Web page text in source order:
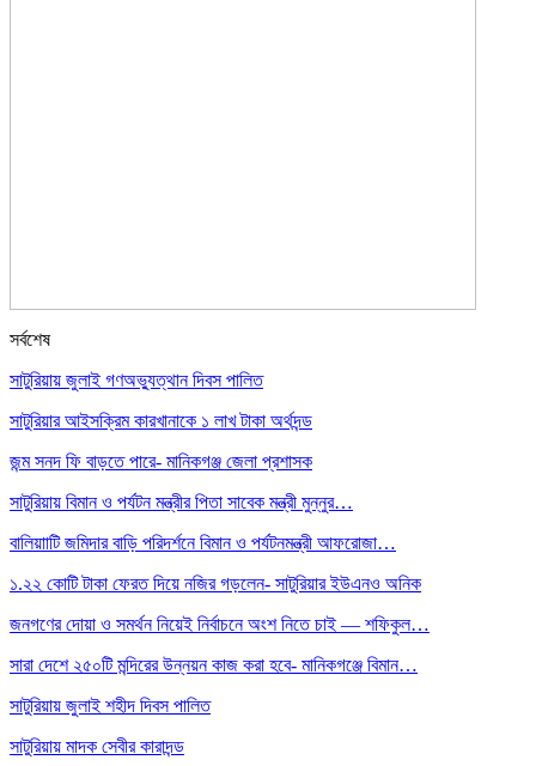
সর্বশেষ
সাটুরিয়ায় জুলাই গণঅভ্যুত্থান দিবস পালিত
সাটুরিয়ার আইসক্রিম কারখানাকে ১ লাখ টাকা অর্থদন্ড
জন্ম সনদ ফি বাড়তে পারে- মানিকগঞ্জ জেলা প্রশাসক
সাটুরিয়ায় বিমান ও পর্যটন মন্ত্রীর পিতা সাবেক মন্ত্রী মুন্নুর…
বালিয়াাটি জমিদার বাড়ি পরিদর্শনে বিমান ও পর্যটনমন্ত্রী আফরোজা…
১.২২ কোটি টাকা ফেরত দিয়ে নজির গড়লেন- সাটুরিয়ার ইউএনও অনিক
জনগণের দোয়া ও সমর্থন নিয়েই নির্বাচনে অংশ নিতে চাই — শফিকুল…
সারা দেশে ২৫০টি মন্দিরের উন্নয়ন কাজ করা হবে- মানিকগঞ্জে বিমান…
সাটুরিয়ায় জুলাই শহীদ দিবস পালিত
সাটুরিয়ায় মাদক সেবীর কারাদন্ড